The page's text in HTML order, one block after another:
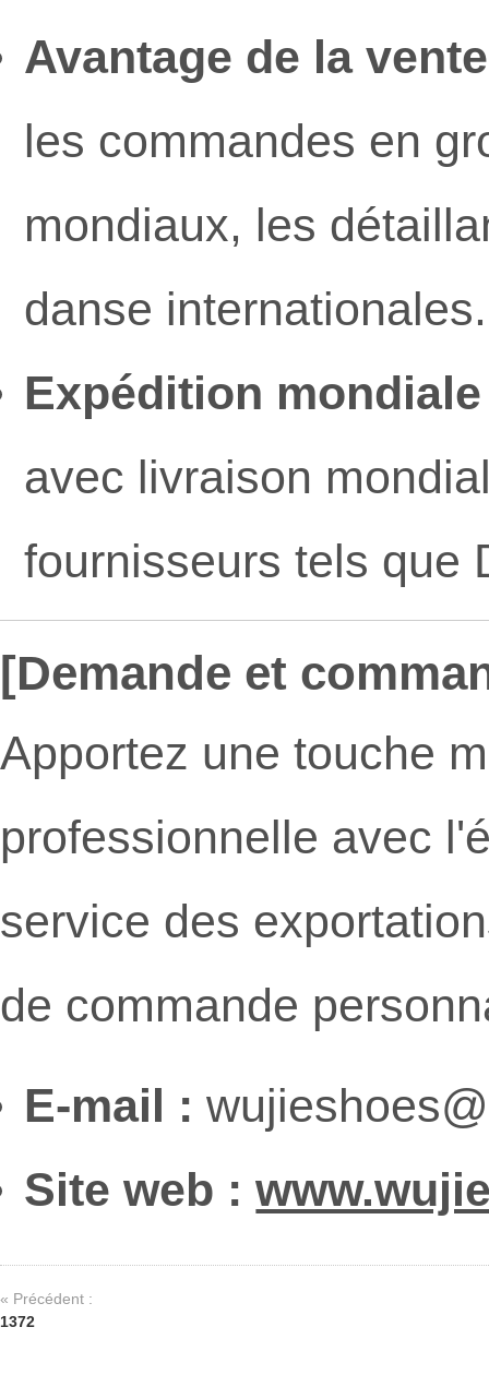
Avantage de la
les commandes en
mondiaux, les
danse internationales.
Expédition
avec livraison
fournisseurs tels que
[Demande et
Apportez une touche
professionnelle avec
service des
de commande
E-mail :
Site web :
« Précédent :
1372